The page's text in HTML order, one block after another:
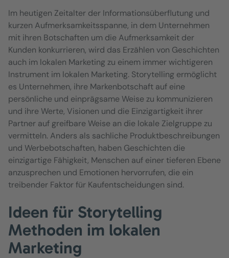
Im heutigen Zeitalter der Informationsüberflutung und
kurzen Aufmerksamkeitsspanne, in dem Unternehmen
mit ihren Botschaften um die Aufmerksamkeit der
Kunden konkurrieren, wird das Erzählen von Geschichten
auch im lokalen Marketing zu einem immer wichtigeren
Instrument im lokalen Marketing. Storytelling ermöglicht
es Unternehmen, ihre Markenbotschaft auf eine
persönliche und einprägsame Weise zu kommunizieren
und ihre Werte, Visionen und die Einzigartigkeit ihrer
Partner auf greifbare Weise an die lokale Zielgruppe zu
vermitteln. Anders als sachliche Produktbeschreibungen
und Werbebotschaften, haben Geschichten die
einzigartige Fähigkeit, Menschen auf einer tieferen Ebene
anzusprechen und Emotionen hervorrufen, die ein
treibender Faktor für Kaufentscheidungen sind.
Ideen für Storytelling
Methoden im lokalen
Marketing